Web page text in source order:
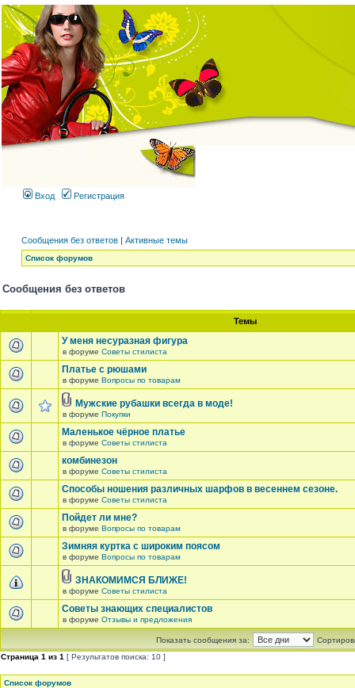
Вход Регистрация
Сообщения без ответов | Активные темы
Список форумов
Сообщения без ответов
Темы
У меня несуразная фигура
в форуме Советы стилиста
Платье с рюшами
в форуме Вопросы по товарам
Мужские рубашки всегда в моде!
в форуме Покупки
Маленькое чёрное платье
в форуме Советы стилиста
комбинезон
в форуме Советы стилиста
Способы ношения различных шарфов в весеннем сезоне.
в форуме Советы стилиста
Пойдет ли мне?
в форуме Вопросы по товарам
Зимняя куртка с широким поясом
в форуме Вопросы по товарам
ЗНАКОМИМСЯ БЛИЖЕ!
в форуме Советы стилиста
Советы знающих специалистов
в форуме Отзывы и предложения
Показать сообщения за:
Страница 1 из 1 [ Результатов поиска: 10 ]
Список форумов